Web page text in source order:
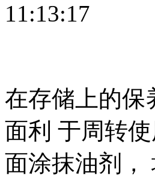
11:13:17
在存储上的保
面利 于周转
面涂抹油剂，